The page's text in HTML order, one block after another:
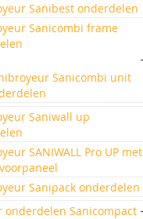
Sanibest onderdelen
Sanicombi frame
Sanicombi unit
Saniwall up
SANIWALL Pro UP met
Sanipack onderdelen
onderdelen Sanicompact